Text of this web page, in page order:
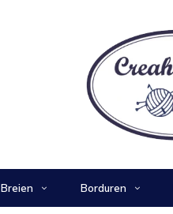
Breien Borduren